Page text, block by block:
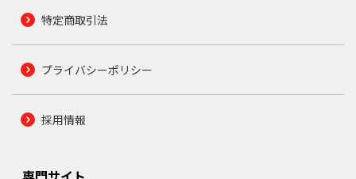
特定商取引法
プライバシーポリシー
採用情報